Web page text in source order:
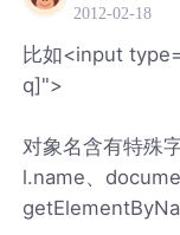
2012-02-18
比如<input
q]">
对象名含有特殊
l.name、